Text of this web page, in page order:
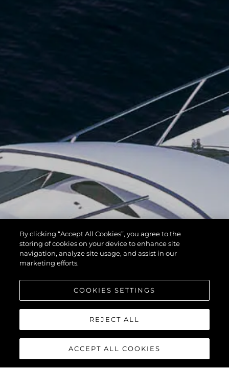
By clicking “Accept All Cookies”, you agree to the
storing of cookies on your device to enhance site
navigation, analyze site usage, and assist in our
marketing efforts.
COOKIES SETTINGS
REJECT ALL
ACCEPT ALL COOKIES